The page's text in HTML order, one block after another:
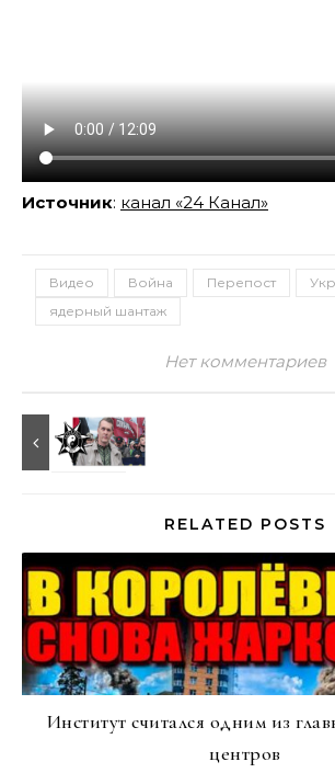
Источник: канал «24 Канал»
Видео Война Перепост
ядерный шантаж
Нет комментариев
RELATED POSTS
Институт считался одним из
центров